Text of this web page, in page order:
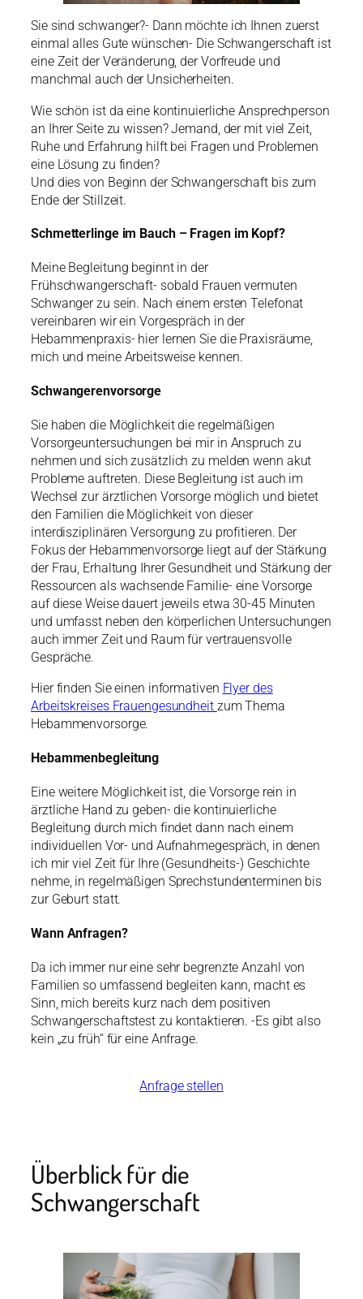
Sie sind schwanger?- Dann möchte ich Ihnen zuerst
einmal alles Gute wünschen- Die Schwangerschaft ist
eine Zeit der Veränderung, der Vorfreude und
manchmal auch der Unsicherheiten.
Wie schön ist da eine kontinuierliche Ansprechperson
an Ihrer Seite zu wissen? Jemand, der mit viel Zeit,
Ruhe und Erfahrung hilft bei Fragen und Problemen
eine Lösung zu finden?
Und dies von Beginn der Schwangerschaft bis zum
Ende der Stillzeit.
Schmetterlinge im Bauch – Fragen im Kopf?
Meine Begleitung beginnt in der
Frühschwangerschaft- sobald Frauen vermuten
Schwanger zu sein. Nach einem ersten Telefonat
vereinbaren wir ein Vorgespräch in der
Hebammenpraxis- hier lernen Sie die Praxisräume,
mich und meine Arbeitsweise kennen.
Schwangerenvorsorge
Sie haben die Möglichkeit die regelmäßigen
Vorsorgeuntersuchungen bei mir in Anspruch zu
nehmen und sich zusätzlich zu melden wenn akut
Probleme auftreten. Diese Begleitung ist auch im
Wechsel zur ärztlichen Vorsorge möglich und bietet
den Familien die Möglichkeit von dieser
interdisziplinären Versorgung zu profitieren. Der
Fokus der Hebammenvorsorge liegt auf der Stärkung
der Frau, Erhaltung Ihrer Gesundheit und Stärkung der
Ressourcen als wachsende Familie- eine Vorsorge
auf diese Weise dauert jeweils etwa 30-45 Minuten
und umfasst neben den körperlichen Untersuchungen
auch immer Zeit und Raum für vertrauensvolle
Gespräche.
Hier finden Sie einen informativen Flyer des
Arbeitskreises Frauengesundheit zum Thema
Hebammenvorsorge.
Hebammenbegleitung
Eine weitere Möglichkeit ist, die Vorsorge rein in
ärztliche Hand zu geben- die kontinuierliche
Begleitung durch mich findet dann nach einem
individuellen Vor- und Aufnahmegespräch, in denen
ich mir viel Zeit für Ihre (Gesundheits-) Geschichte
nehme, in regelmäßigen Sprechstundenterminen bis
zur Geburt statt.
Wann Anfragen?
Da ich immer nur eine sehr begrenzte Anzahl von
Familien so umfassend begleiten kann, macht es
Sinn, mich bereits kurz nach dem positiven
Schwangerschaftstest zu kontaktieren. -Es gibt also
kein „zu früh“ für eine Anfrage.
Anfrage stellen
Überblick für die
Schwangerschaft